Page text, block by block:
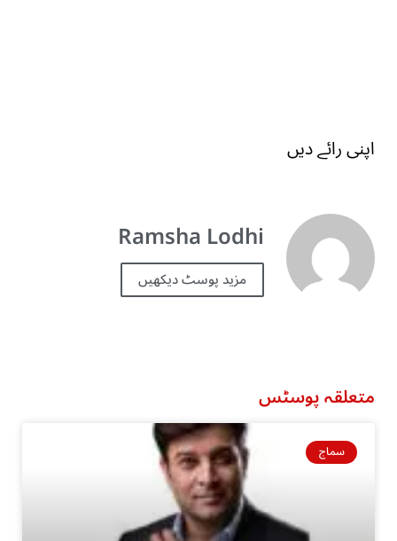
اپنی رائے دیں
Ramsha Lodhi
مزید پوسٹ دیکھیں
متعلقہ پوسٹس
سماج